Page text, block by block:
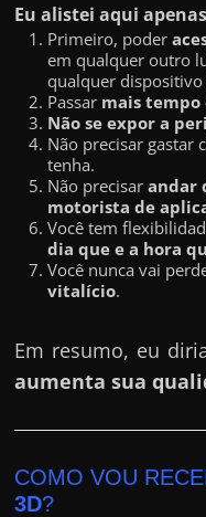
Eu alistei aqui
Primeiro, poder
em qualquer outro
qualquer
Passar mais
Não se expor a
Não precisar gastar
tenha.
Não precisarandar
motorista de
Você tem
dia que e a hora
Você nunca vai
vitalício.
Em resumo, eu
aumenta sua
COMO VOU
3D?